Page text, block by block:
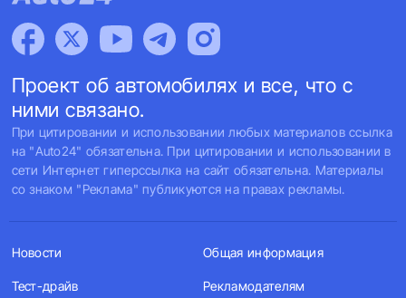
Проект об автомобилях и все, что с
ними связано.
При цитировании и использовании любых материалов ссылка
на "Auto24" обязательна. При цитировании и использовании в
сети Интернет гиперссылка на сайт обязательна. Материалы
со знаком "Реклама" публикуются на правах рекламы.
Новости
Тест-драйв
Общая информация
Рекламодателям